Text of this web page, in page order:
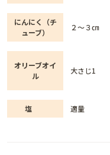
にんにく（チ
ューブ）
２～３㎝
オリーブオイ
ル
大さじ1
塩 適量